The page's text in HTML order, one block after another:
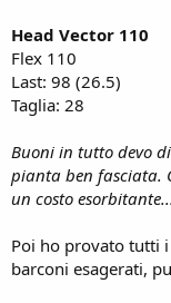
Head Vector 110
Flex 110
Last: 98 (26.5)
Taglia: 28
Buoni in tutto devo
pianta ben fasciata.
un costo esorbitante...
Poi ho provato tutti i
barconi esagerati,